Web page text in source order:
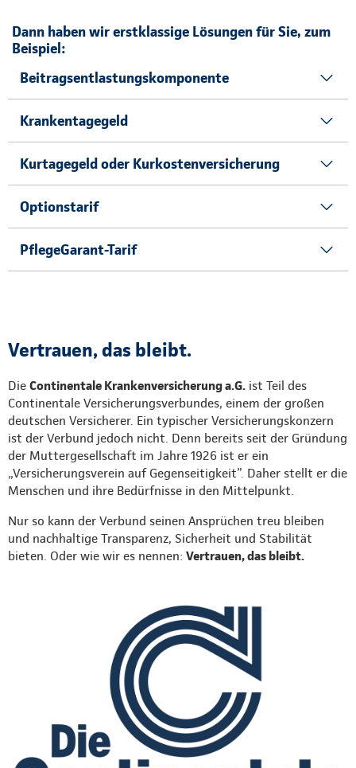
Dann haben wir erstklassige Lösungen für Sie, zum
Beispiel:
Beitragsentlastungskomponente
Krankentagegeld
Kurtagegeld oder Kurkostenversicherung
Optionstarif
PflegeGarant-Tarif
Vertrauen, das bleibt.
Die Continentale Krankenversicherung a.G. ist Teil des
Continentale Versicherungsverbundes, einem der großen
deutschen Versicherer. Ein typischer Versicherungskonzern
ist der Verbund jedoch nicht. Denn bereits seit der Gründung
der Muttergesellschaft im Jahre 1926 ist er ein
„Versicherungsverein auf Gegenseitigkeit”. Daher stellt er die
Menschen und ihre Bedürfnisse in den Mittelpunkt.
Nur so kann der Verbund seinen Ansprüchen treu bleiben
und nachhaltige Transparenz, Sicherheit und Stabilität
bieten. Oder wie wir es nennen: Vertrauen, das bleibt.